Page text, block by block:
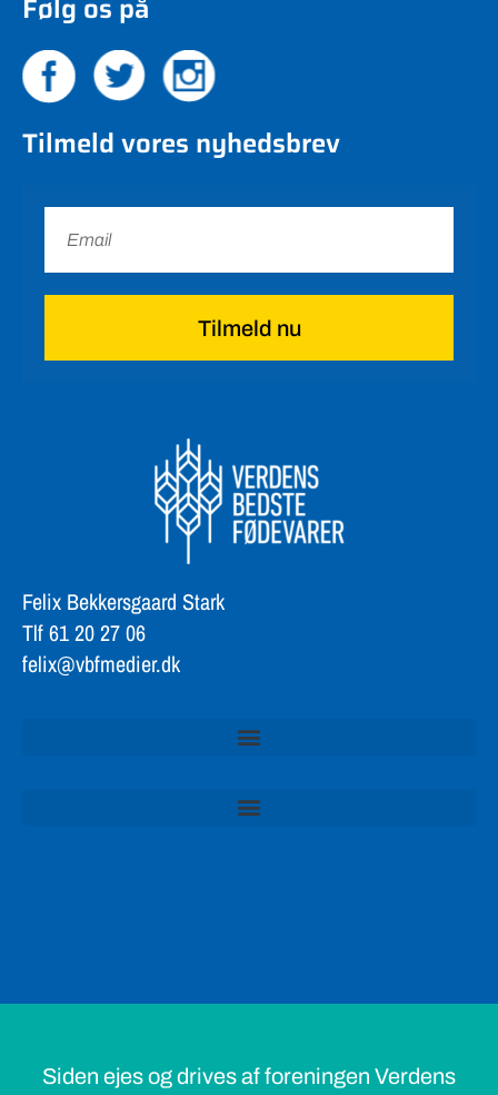
Følg os på
Tilmeld vores nyhedsbrev
Tilmeld nu
Felix Bekkersgaard Stark
Tlf 61 20 27 06
felix@vbfmedier.dk
Siden ejes og drives af foreningen Verdens